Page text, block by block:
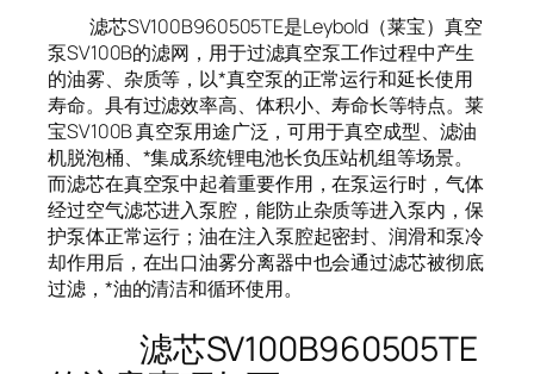
滤芯SV100B960505TE是Leybold（莱宝）真空
泵SV100B的滤网，用于过滤真空泵工作过程中产生
的油雾、杂质等，以*真空泵的正常运行和延长使用
寿命。具有过滤效率高、体积小、寿命长等特点。莱
宝SV100B 真空泵用途广泛，可用于真空成型、滤油
机脱泡桶、*集成系统锂电池长负压站机组等场景。
而滤芯在真空泵中起着重要作用，在泵运行时，气体
经过空气滤芯进入泵腔，能防止杂质等进入泵内，保
护泵体正常运行；油在注入泵腔起密封、润滑和泵冷
却作用后，在出口油雾分离器中也会通过滤芯被彻底
过滤，*油的清洁和循环使用。
滤芯SV100B960505TE